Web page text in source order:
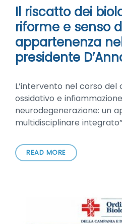
Il riscatto dei
riforme e senso
appartenenza
presidente
L’intervento nel corso del
ossidativo e
neurodegenerazione: un
multidisciplinare integrato”
READ MORE